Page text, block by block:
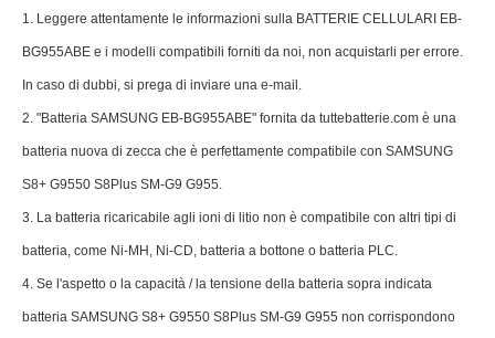
1. Leggere attentamente le informazioni sulla BATTERIE CELLULARI EB-
BG955ABE e i modelli compatibili forniti da noi, non acquistarli per errore.
In caso di dubbi, si prega di inviare una e-mail.
2. "Batteria SAMSUNG EB-BG955ABE" fornita da tuttebatterie.com è una
batteria nuova di zecca che è perfettamente compatibile con SAMSUNG
S8+ G9550 S8Plus SM-G9 G955.
3. La batteria ricaricabile agli ioni di litio non è compatibile con altri tipi di
batteria, come Ni-MH, Ni-CD, batteria a bottone o batteria PLC.
4. Se l'aspetto o la capacità / la tensione della batteria sopra indicata
batteria SAMSUNG S8+ G9550 S8Plus SM-G9 G955 non corrispondono